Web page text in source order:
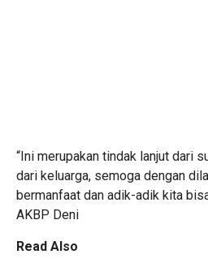
“Ini merupakan tindak lanjut dari
dari keluarga, semoga dengan
bermanfaat dan adik-adik kita
AKBP Deni
Read Also